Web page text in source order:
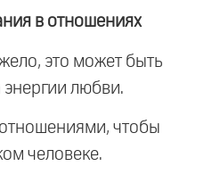
в отношениях
это может быть
энергии любви.
чтобы
человеке.